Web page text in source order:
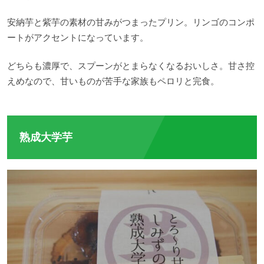
安納芋と紫芋の素材の甘みがつまったプリン。リンゴのコンポ
ートがアクセントになっています。
どちらも濃厚で、スプーンがとまらなくなるおいしさ。甘さ控
えめなので、甘いものが苦手な家族もペロリと完食。
熟成大学芋